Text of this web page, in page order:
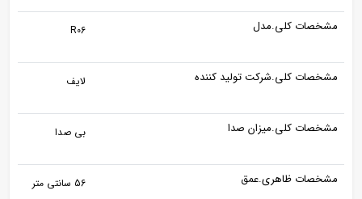
مشخصات کلی.مدل R06
مشخصات کلی.شرکت تولید کننده لایف
مشخصات کلی.میزان صدا بی صدا
مشخصات ظاهری.عمق 56 سانتی متر